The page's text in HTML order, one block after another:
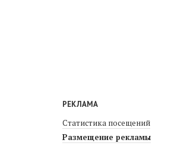
РЕКЛАМА
Статистика посещений
Размещение рекламы